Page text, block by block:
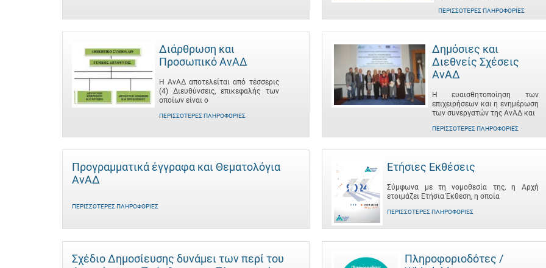
ΠΕΡΙΣΣΌΤΕΡΕΣ ΠΛΗΡΟΦΟΡΊΕΣ
Διάρθρωση και
Προσωπικό ΑνΑΔ
Η ΑνΑΔ αποτελείται από τέσσερις
(4) Διευθύνσεις, επικεφαλής των
οποίων είναι ο
ΠΕΡΙΣΣΌΤΕΡΕΣ ΠΛΗΡΟΦΟΡΊΕΣ
Δημόσιες και
Διεθνείς Σχέσεις
ΑνΑΔ
Η ευαισθητοποίηση των
επιχειρήσεων και η ενημέρωση
των συνεργατών της ΑνΑΔ και
ΠΕΡΙΣΣΌΤΕΡΕΣ ΠΛΗΡΟΦΟΡΊΕΣ
Προγραμματικά έγγραφα και Θεματολόγια
ΑνΑΔ
ΠΕΡΙΣΣΌΤΕΡΕΣ ΠΛΗΡΟΦΟΡΊΕΣ
Ετήσιες Εκθέσεις
Σύμφωνα με τη νομοθεσία της, η Αρχή
ετοιμάζει Ετήσια Έκθεση, η οποία
ΠΕΡΙΣΣΌΤΕΡΕΣ ΠΛΗΡΟΦΟΡΊΕΣ
Σχέδιο Δημοσίευσης δυνάμει των περί του
Πληροφοριοδότες /